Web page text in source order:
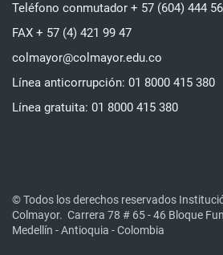
Teléfono conmutador + 57 (604) 444
FAX + 57 (4) 421 99 47
colmayor@colmayor.edu.co
Línea anticorrupción: 01 8000 415 380
Línea gratuita: 01 8000 415 380
© Todos los derechos reservados
Colmayor. Carrera 78 # 65 - 46 Bloque
Medellín - Antioquia - Colombia